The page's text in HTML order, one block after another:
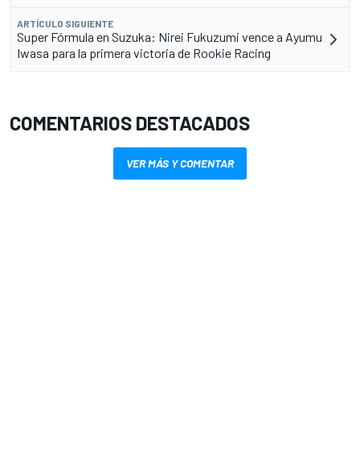
ARTÍCULO SIGUIENTE
Super Fórmula en Suzuka: Nirei Fukuzumi vence a Ayumu
Iwasa para la primera victoria de Rookie Racing
COMENTARIOS DESTACADOS
VER MÁS Y COMENTAR